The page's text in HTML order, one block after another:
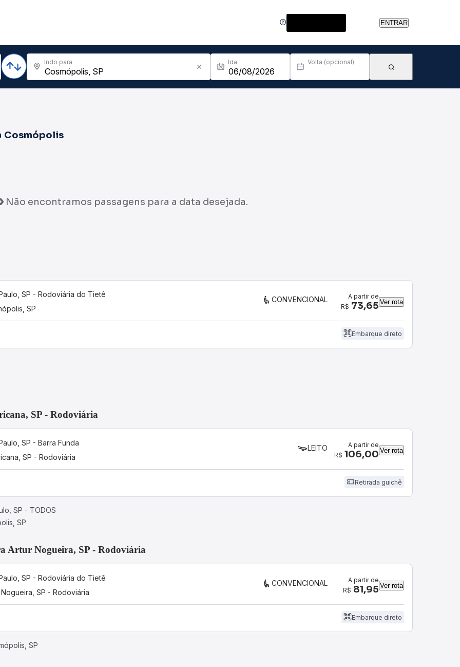
ENTRAR
Indo para Ida Volta (opcional)
Cosmópolis
Não encontramos passagens para a data desejada.
SP - Rodoviária do Tietê
SP
CONVENCIONAL
A partir de
R$ 73,65 Ver rota
Embarque direto
SP - Rodoviária
SP - Barra Funda
SP - Rodoviária
LEITO
A partir de
R$ 106,00 Ver rota
Retirada guichê
SP - TODOS
SP
Artur Nogueira, SP - Rodoviária
SP - Rodoviária do Tietê
SP - Rodoviária
CONVENCIONAL
A partir de
R$ 81,95 Ver rota
Embarque direto
SP